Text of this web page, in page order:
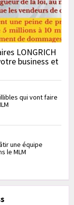
LONGRICH
business et
qui vont faire
une équipe
le MLM